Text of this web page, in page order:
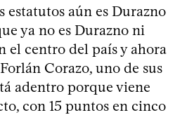
estatutos aún es Durazno
ya no es Durazno ni
el centro del país y ahora
Corazo, uno de sus
adentro porque viene
con 15 puntos en cinco